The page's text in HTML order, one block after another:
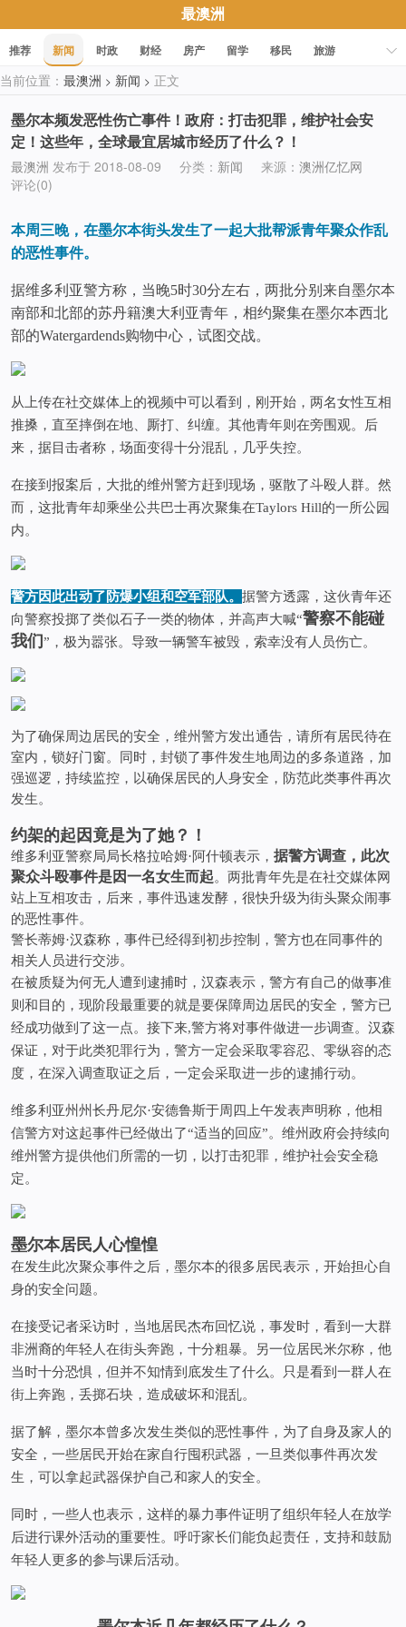
最澳洲
推荐 新闻 时政 财经 房产 留学 移民
旅游
科技
职场 美食 文化
当前位置： 最澳洲 > 新闻 > 正文
墨尔本频发恶性伤亡事件！政府：打击犯罪，维护社会安
定！这些年，全球最宜居城市经历了什么？！
最澳洲 发布于 2018-08-09 分类： 新闻 来源： 澳洲亿忆网
评论(0)
本周三晚，在墨尔本街头发生了一起大批帮派青年聚众作乱
的恶性事件。
据维多利亚警方称，当晚5时30分左右，两批分别来自墨尔本
南部和北部的苏丹籍澳大利亚青年，相约聚集在墨尔本西北
部的Watergardends购物中心，试图交战。
从上传在社交媒体上的视频中可以看到，刚开始，两名女性互相
推搡，直至摔倒在地、厮打、纠缠。其他青年则在旁围观。后
来，据目击者称，场面变得十分混乱，几乎失控。
在接到报案后，大批的维州警方赶到现场，驱散了斗殴人群。然
而，这批青年却乘坐公共巴士再次聚集在Taylors Hill的一所公园
内。
警方因此出动了防爆小组和空军部队。 据警方透露，这伙青年还
向警察投掷了类似石子一类的物体，并高声大喊“警察不能碰
我们”，极为嚣张。导致一辆警车被毁，索幸没有人员伤亡。
为了确保周边居民的安全，维州警方发出通告，请所有居民待在
室内，锁好门窗。同时，封锁了事件发生地周边的多条道路，加
强巡逻，持续监控，以确保居民的人身安全，防范此类事件再次
发生。
约架的起因竟是为了她？！
维多利亚警察局局长格拉哈姆·阿什顿表示， 据警方调查，此次
聚众斗殴事件是因一名女生而起。两批青年先是在社交媒体网
站上互相攻击，后来，事件迅速发酵，很快升级为街头聚众闹事
的恶性事件。
警长蒂姆·汉森称，事件已经得到初步控制，警方也在同事件的
相关人员进行交涉。
在被质疑为何无人遭到逮捕时，汉森表示，警方有自己的做事准
则和目的，现阶段最重要的就是要保障周边居民的安全，警方已
经成功做到了这一点。接下来,警方将对事件做进一步调查。汉森
保证，对于此类犯罪行为，警方一定会采取零容忍、零纵容的态
度，在深入调查取证之后，一定会采取进一步的逮捕行动。
维多利亚州州长丹尼尔·安德鲁斯于周四上午发表声明称，他相
信警方对这起事件已经做出了“适当的回应”。维州政府会持续向
维州警方提供他们所需的一切，以打击犯罪，维护社会安全稳
定。
墨尔本居民人心惶惶
在发生此次聚众事件之后，墨尔本的很多居民表示，开始担心自
身的安全问题。
在接受记者采访时，当地居民杰布回忆说，事发时，看到一大群
非洲裔的年轻人在街头奔跑，十分粗暴。另一位居民米尔称，他
当时十分恐惧，但并不知情到底发生了什么。只是看到一群人在
街上奔跑，丢掷石块，造成破坏和混乱。
据了解，墨尔本曾多次发生类似的恶性事件，为了自身及家人的
安全，一些居民开始在家自行囤积武器，一旦类似事件再次发
生，可以拿起武器保护自己和家人的安全。
同时，一些人也表示，这样的暴力事件证明了组织年轻人在放学
后进行课外活动的重要性。呼吁家长们能负起责任，支持和鼓励
年轻人更多的参与课后活动。